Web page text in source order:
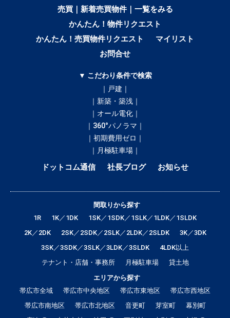
売買｜新着売買物件｜一覧をみる
かんたん！物件リクエスト
かんたん！売買物件リクエスト
マイリスト
お問合せ
▼ こだわり条件で検索
｜戸建｜
｜新築・築浅｜
｜オール電化｜
｜360°パノラマ｜
｜初期費用ゼロ｜
｜月極駐車場｜
ドットコム通信 社長ブログ お知らせ
間取りから探す
1R
1K／1DK
1SK／1SDK／1SLK／1LDK／1SLDK
2K／2DK
2SK／2SDK／2SLK／2LDK／2SLDK
3K／3DK
3SK／3SDK／3SLK／3LDK／3SLDK
4LDK以上
テナント・店舗・事務所
月極駐車場
貸土地
エリアから探す
帯広市全域
帯広市中央地区 帯広市東地区
帯広市西地区
帯広市南地区
帯広市北地区 音更町 芽室町
幕別町